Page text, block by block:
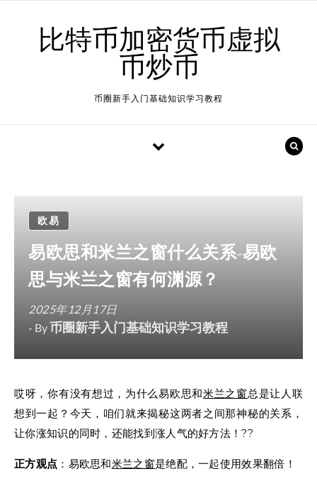
比特币加密货币虚拟
币炒币
币圈新手入门基础知识学习教程
欧易
易欧思和米兰之窗什么关系-易欧
思与米兰之窗有何渊源？
2025年12月17日
- By币圈新手入门基础知识学习教程
哎呀，你有没有想过，为什么易欧思和米兰之窗总是让人联
想到一起？今天，咱们就来揭秘这两者之间那神秘的关系，
让你涨知识的同时，还能找到涨人气的好方法！??
正方观点 ：易欧思和米兰之窗是绝配，一起使用效果翻倍！